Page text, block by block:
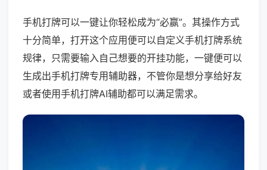
手机打牌可以一键让你轻松成为“必赢”。其操作方式
十分简单，打开这个应用便可以自定义手机打牌系统
规律，只需要输入自己想要的开挂功能，一键便可以
生成出手机打牌专用辅助器，不管你是想分享给好友
或者使用手机打牌AI辅助都可以满足需求。